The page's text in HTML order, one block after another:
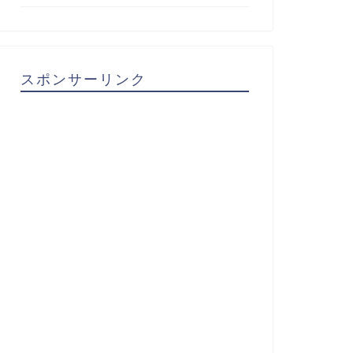
スポンサーリンク